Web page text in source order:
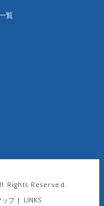
覧
Rights Reserved.
ップ| LINKS